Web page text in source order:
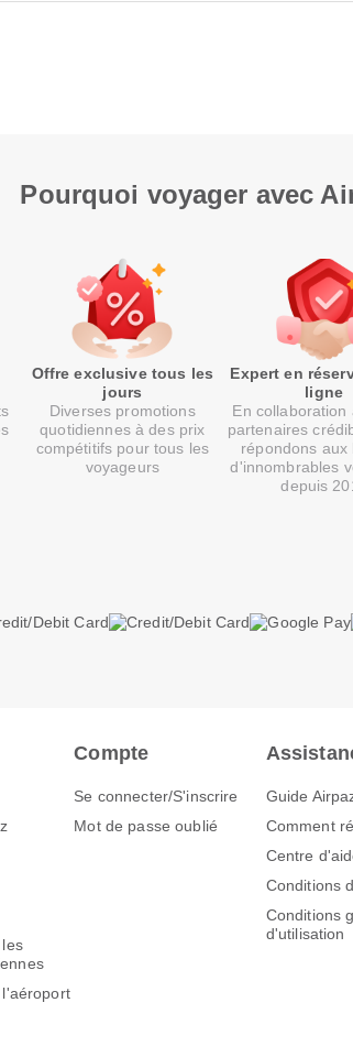
Pourquoi voyager avec
Offre exclusive tous les
jours
Diverses promotions
quotidiennes à des prix
compétitifs pour tous les
voyageurs
Expert en
ligne
En collaboration
partenaires
répondons aux
d'innombrables
depuis
Compte
Se connecter/S'inscrire
Mot de passe oublié
Guide
Comment
Centre
Conditions
Conditions
d'utilisation